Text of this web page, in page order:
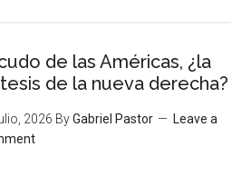
de las Américas, ¿la
de la nueva derecha?
2026 ByGabriel Pastor
Leave a